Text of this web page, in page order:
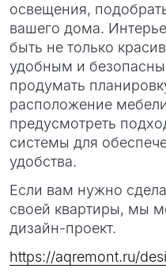
освещения,
вашего дома.
быть не только
удобным и
продумать
расположение
предусмотреть
системы для
удобства.
Если вам нужно
своей квартиры, мы
дизайн-проект.
https://aqremont.ru/